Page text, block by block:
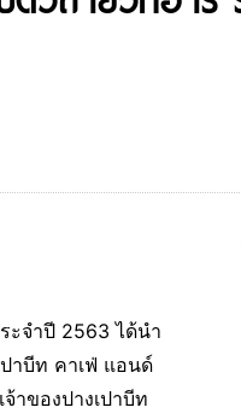
ะจำปี 2563 ได้นำ
าบีท คาเฟ่ แอนด์
าของปางเปาบีท